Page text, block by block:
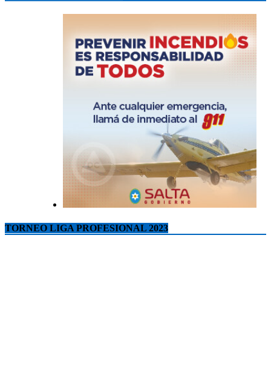
TORNEO LIGA PROFESIONAL 2023